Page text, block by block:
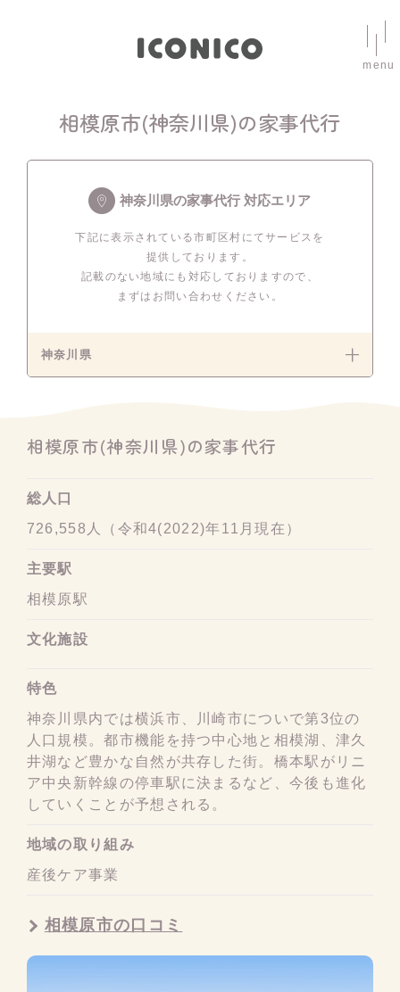
menu
相模原市(神奈川県)の家事代行
神奈川県の家事代行 対応エリア
下記に表示されている市町区村にてサービスを
提供しております。
記載のない地域にも対応しておりますので、
まずはお問い合わせください。
神奈川県
相模原市(神奈川県)の家事代行
総人口
726,558人（令和4(2022)年11月現在）
主要駅
相模原駅
文化施設
特色
神奈川県内では横浜市、川崎市についで第3位の
人口規模。都市機能を持つ中心地と相模湖、津久
井湖など豊かな自然が共存した街。橋本駅がリニ
ア中央新幹線の停車駅に決まるなど、今後も進化
していくことが予想される。
地域の取り組み
産後ケア事業
相模原市の口コミ